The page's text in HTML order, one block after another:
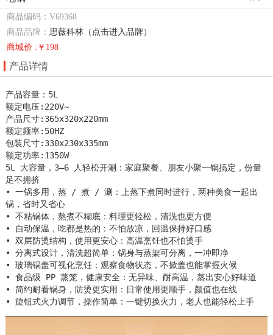
商品编码：V69368
商品品牌：思薇科林（点击进入品牌）
商城价 :￥198
产品详情
产品容量：5L
额定电压:220V~
产品尺寸:365x320x220mm
额定频率:50HZ
包装尺寸:330x230x335mm
额定功率:1350W
5L 大容量，3–6 人轻松开涮：家庭聚餐、朋友小聚一锅搞定，份量
足不拥挤
• 一锅多用，蒸 / 煮 / 涮：上蒸下煮同时进行，两种美食一起出
锅，省时又省心
• 不粘锅体，熬煮不糊底：料理更轻松，清洗也更方便
• 自动保温，吃都是热的：不怕放凉，回温保持好口感
• 双层防烫结构，使用更安心：高温烹饪也不怕烫手
• 分离式设计，清洗超简单：锅身与蒸架可分离，一冲即净
• 玻璃锅盖可视化烹饪：观察食物状态，不掀盖也能掌握火候
• 食品级 PP 蒸笼，健康安全：无异味、耐高温，蒸出安心好味道
• 简约耐看锅身，防烫更实用：日常使用更顺手，颜值也在线
• 旋钮式火力调节，操作简单：一键切换火力，老人也能轻松上手